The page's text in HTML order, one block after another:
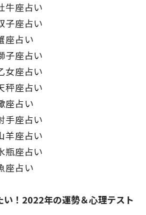
牛座占い
子座占い
座占い
子座占い
女座占い
秤座占い
座占い
手座占い
羊座占い
瓶座占い
座占い
！2022年の運勢＆心理テスト